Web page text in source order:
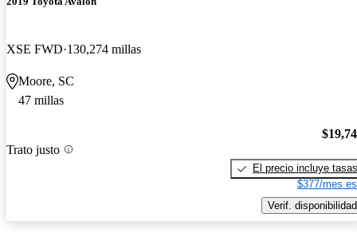
XSE FWD 130,274 millas
Moore, SC
47 millas
Trato justo
El precio incluye tasas
$377/mes
Verif. disponibilidad